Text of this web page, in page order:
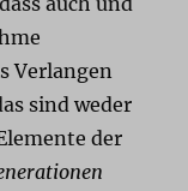
Verlangen
sind weder
der